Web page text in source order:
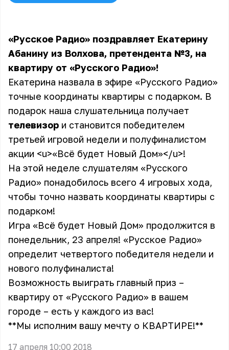
«Русское Радио» поздравляет Екатерину
Абанину из Волхова, претендента №3, на
квартиру от «Русского Радио»!
Екатерина назвала в эфире «Русского Радио»
точные координаты квартиры с подарком. В
подарок наша слушательница получает
телевизор и становится победителем
третьей игровой недели и полуфиналистом
акции <u>«Всё будет Новый Дом»</u>!
На этой неделе слушателям «Русского
Радио» понадобилось всего 4 игровых хода,
чтобы точно назвать координаты квартиры с
подарком!
Игра «Всё будет Новый Дом» продолжится в
понедельник, 23 апреля! «Русское Радио»
определит четвертого победителя недели и
нового полуфиналиста!
Возможность выиграть главный приз –
квартиру от «Русского Радио» в вашем
городе – есть у каждого из вас!
** Мы исполним вашу мечту о КВАРТИРЕ!**
17 апреля 10:00 2018